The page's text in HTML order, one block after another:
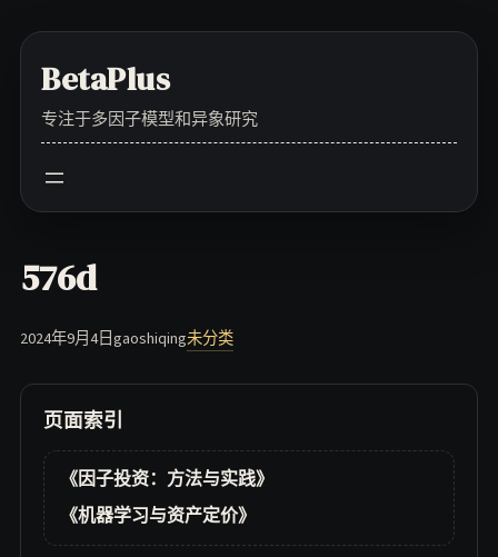
contentBetaPlus
专注于多因子模型和异象研究
576d
2024年9月4日gaoshiqing未分类
页面索引
《因子投资：方法与实践》
《机器学习与资产定价》